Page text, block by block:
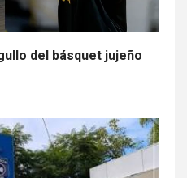
del básquet jujeño